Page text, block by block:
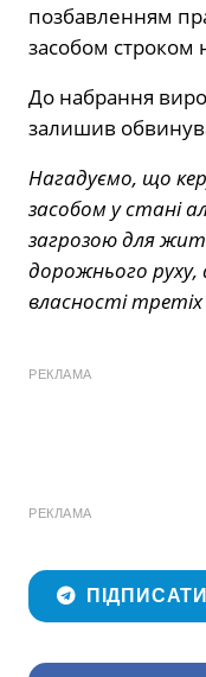
позбавленням
засобом строком
До набрання
залишив
Нагадуємо, що
засобом у стані
загрозою для
дорожнього
власності третіх
РЕКЛАМА
РЕКЛАМА